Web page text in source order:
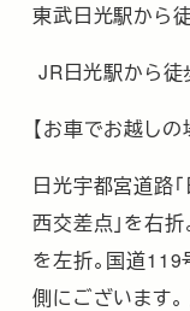
東武日光駅から
JR日光駅から徒
【お車でお越しの
日光宇都宮道路
西交差点」を右
を左折。国道
側にございます